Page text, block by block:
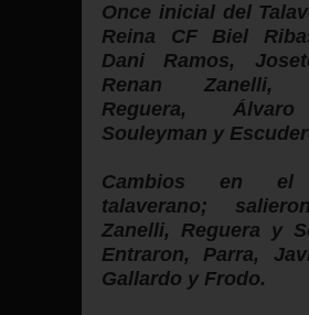
Once inicial del
Reina CF Biel
Dani Ramos,
Renan Zanelli,
Reguera,
Souleyman y
Cambios en el
talaverano;
Zanelli, Reguera y
Entraron, Parra,
Gallardo y Frodo.